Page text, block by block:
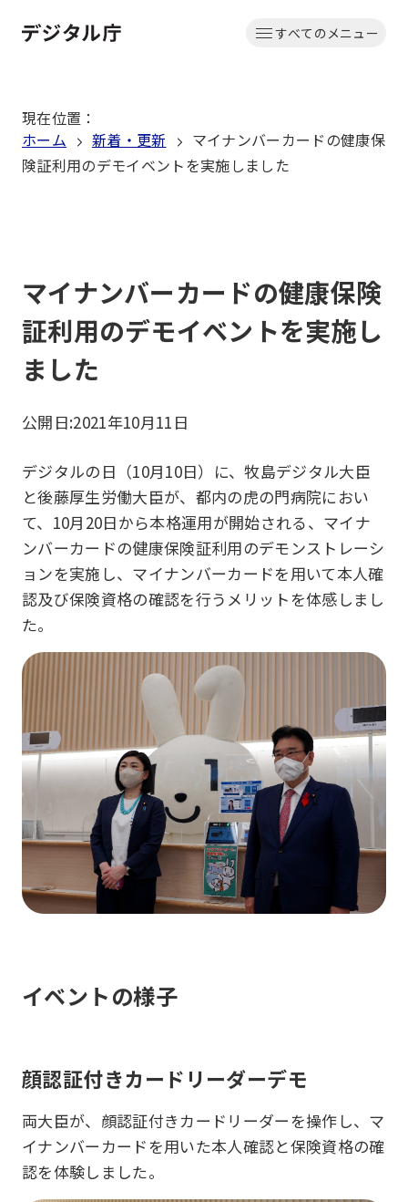
文
動
すべてのメニュー
現在位置 ：
ホーム
新着・更新
マイナンバーカードの健康保
険証利用のデモイベントを実施しました
マイナンバーカードの健康保険
証利用のデモイベントを実施し
ました
公開日:2021年10月11日
デジタルの日（10月10日）に、牧島デジタル大臣
と後藤厚生労働大臣が、都内の虎の門病院におい
て、10月20日から本格運用が開始される、マイナ
ンバーカードの健康保険証利用のデモンストレーシ
ョンを実施し、マイナンバーカードを用いて本人確
認及び保険資格の確認を行うメリットを体感しまし
た。
イベントの様子
顔認証付きカードリーダーデモ
両大臣が、顔認証付きカードリーダーを操作し、マ
イナンバーカードを用いた本人確認と保険資格の確
認を体験しました。